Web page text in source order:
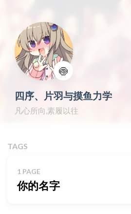
🍥
四序、片羽与摸鱼力学
凡心所向,素履以往
TAGS
1 PAGE
你的名字